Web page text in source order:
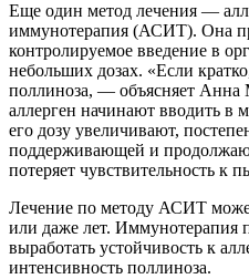
Еще один метод лечения —
иммунотерапия (АСИТ). Она
контролируемое введение в
небольших дозах. «Если
поллиноза, — объясняет
аллерген начинают вводить в
его дозу увеличивают,
поддерживающей и
потеряет чувствительность к
Лечение по методу АСИТ
или даже лет. Иммунотерапия
выработать устойчивость к
интенсивность поллиноза.